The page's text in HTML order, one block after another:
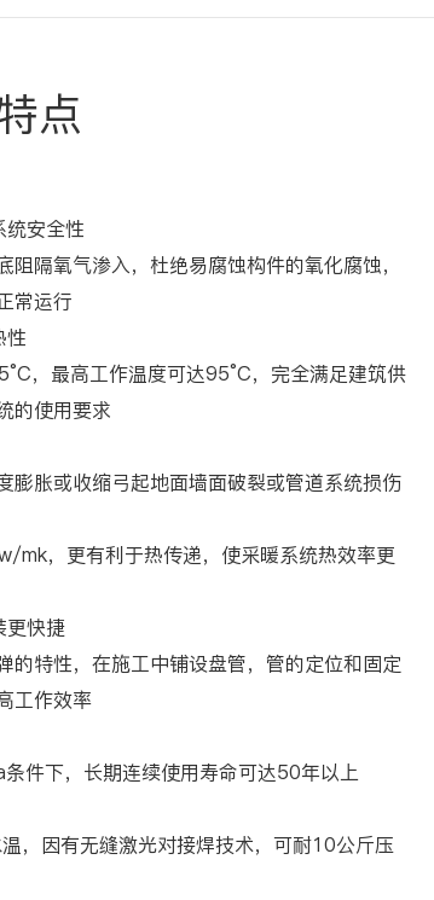
点
统安全性
阻隔氧气渗入，杜绝易腐蚀构件的氧化腐蚀，
常运行
性
，最高工作温度可达95°C，完全满足建筑供
的使用要求
膨胀或收缩弓起地面墙面破裂或管道系统损伤
mk，更有利于热传递，使采暖系统热效率更
更快捷
的特性，在施工中铺设盘管，管的定位和固定
工作效率
件下，长期连续使用寿命可达50年以上
，因有无缝激光对接焊技术，可耐10公斤压